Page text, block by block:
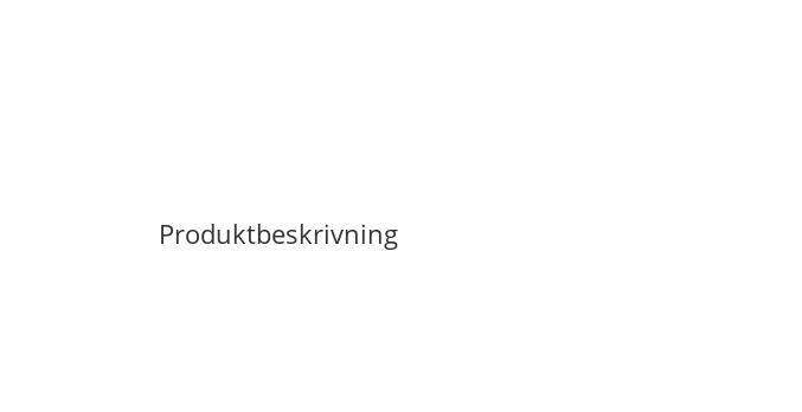
Produktbeskrivning